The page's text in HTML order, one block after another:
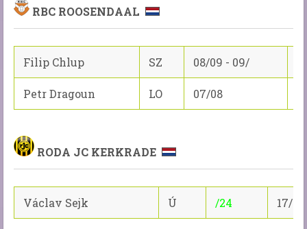
RBC ROOSENDAAL
Filip Chlup SZ 08/09 - 09/
Petr Dragoun LO 07/08
RODA JC KERKRADE
Václav Sejk Ú /24 17/8/